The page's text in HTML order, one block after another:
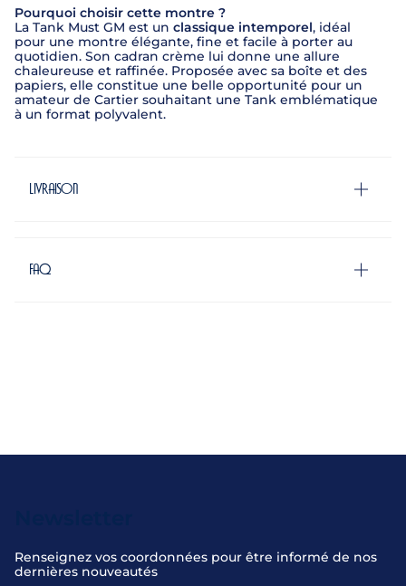
Pourquoi choisir cette montre ?
La Tank Must GM est un classique intemporel, idéal
pour une montre élégante, fine et facile à porter au
quotidien. Son cadran crème lui donne une allure
chaleureuse et raffinée. Proposée avec sa boîte et des
papiers, elle constitue une belle opportunité pour un
amateur de Cartier souhaitant une Tank emblématique
à un format polyvalent.
Livraison
FAQ
Renseignez vos coordonnées pour être informé de nos
dernières nouveautés